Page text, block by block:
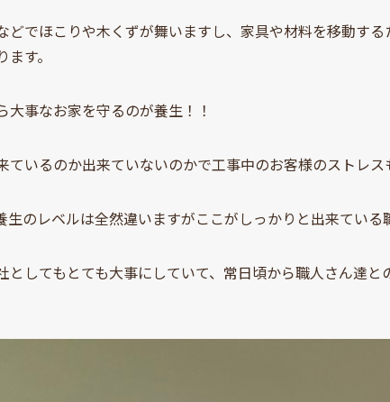
どでほこりや木くずが舞いますし、家具や材料を移動す
す。
大事なお家を守るのが養生！！
ているのか出来ていないのかで工事中のお客様のストレス
生のレベルは全然違いますがここがしっかりと出来ている
としてもとても大事にしていて、常日頃から職人さん達